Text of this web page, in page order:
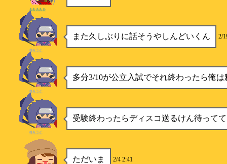
あああああ
また久しぶりに話そうやしんどいくん 2/
柊キライ
多分3/10が公立入試でそれ終わったら俺
柊キライ
受験終わったらディスコ送るけん待ってて
柊キライ
ただいま 2/4 2:41